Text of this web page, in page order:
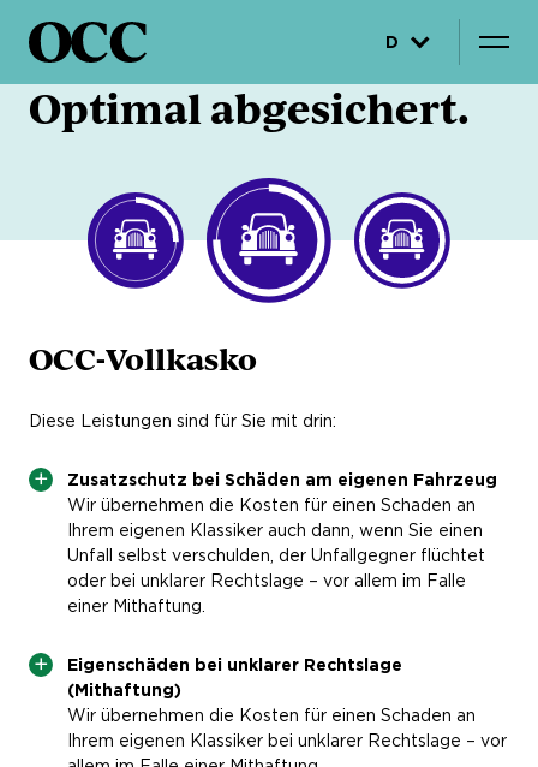
D
Optimal abgesichert.
OCC-Vollkasko
Diese Leistungen sind für Sie mit drin:
Zusatzschutz bei Schäden am eigenen Fahrzeug
Wir übernehmen die Kosten für einen Schaden an
Ihrem eigenen Klassiker auch dann, wenn Sie einen
Unfall selbst verschulden, der Unfallgegner flüchtet
oder bei unklarer Rechtslage – vor allem im Falle
einer Mithaftung.
Eigenschäden bei unklarer Rechtslage
(Mithaftung)
Wir übernehmen die Kosten für einen Schaden an
Ihrem eigenen Klassiker bei unklarer Rechtslage – vor